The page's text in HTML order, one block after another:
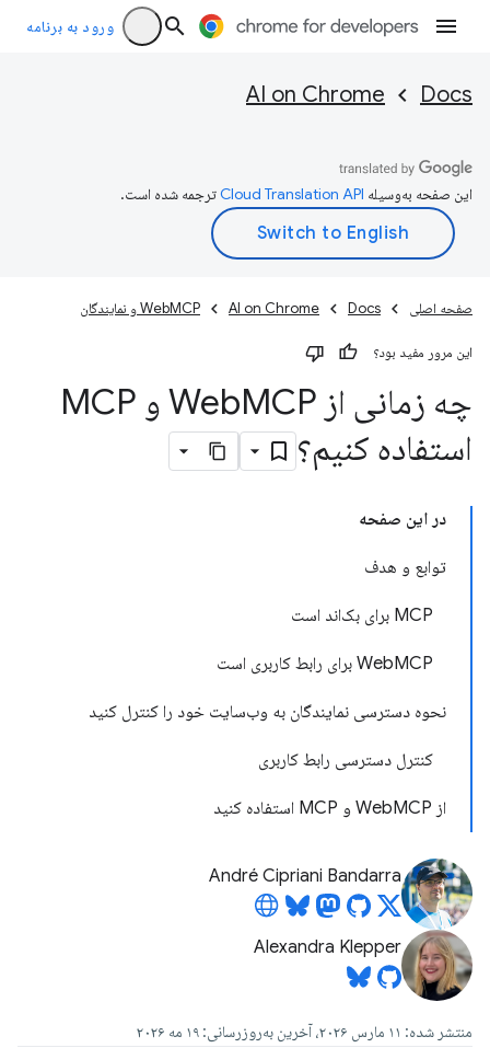
ورود به برنامه
Docs
AI on Chrome
این صفحه به‌وسیله ترجمه شده است.
صفحه اصلی Docs
AI on Chrome WebMCP و نمایندگان
این مرور مفید بود؟
چه زمانی از Web
MCP و MCP
استفاده کنیم؟
در این صفحه
توابع و هدف
MCP برای بک‌اند است
WebMCP برای رابط کاربری است
نحوه دسترسی نمایندگان به وب‌سایت خود را کنترل کنید
کنترل دسترسی رابط کاربری
از WebMCP و MCP استفاده کنید
André Cipriani Bandarra
Alexandra Klepper
منتشر شده: ۱۱ مارس ۲۰۲۶، آخرین به‌روزرسانی: ۱۹ مه ۲۰۲۶